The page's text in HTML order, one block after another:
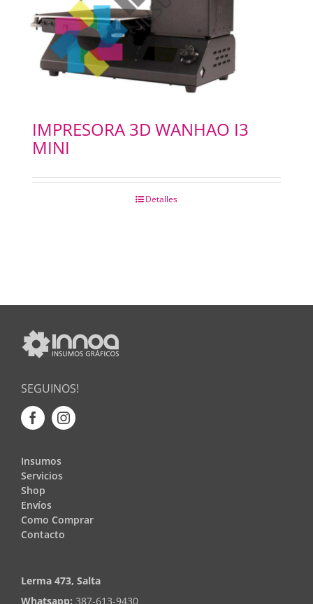
IMPRESORA 3D WANHAO I3
MINI
Detalles
SEGUINOS!
Insumos
Servicios
Shop
Envíos
Como Comprar
Contacto
Lerma 473, Salta
Whatsapp: 387-613-9430